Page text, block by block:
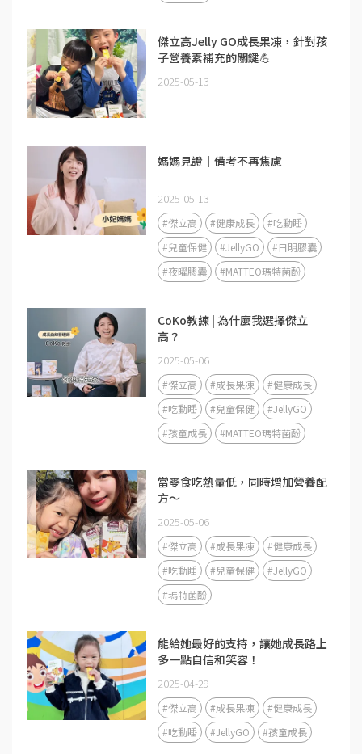
傑立高Jelly GO成長果凍，針對孩
子營養素補充的關鍵💪
2025-05-13
媽媽見證｜備考不再焦慮
2025-05-13
#傑立高 #健康成長
#吃動睡
#兒童保健
#JellyGO
#日明膠囊
#夜曜膠囊
#MATTEO瑪特菌酚
CoKo教練 | 為什麼我選擇傑立
高？
2025-05-06
#傑立高 #成長果凍
#健康成長
#吃動睡
#兒童保健
#JellyGO
#孩童成長
#MATTEO瑪特菌酚
當零食吃熱量低，同時增加營養配
方～
2025-05-06
#傑立高 #成長果凍
#健康成長
#吃動睡
#兒童保健
#JellyGO
#瑪特菌酚
能給她最好的支持，讓她成長路上
多一點自信和笑容！
2025-04-29
#傑立高 #成長果凍
#健康成長
#吃動睡
#JellyGO #孩童成長